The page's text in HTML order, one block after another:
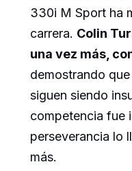
330i M Sport ha
carrera. Colin
una vez más,
demostrando
siguen siendo
competencia fue
perseverancia lo
más.